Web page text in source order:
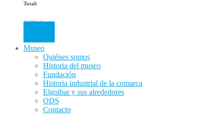
Total:
0.00€
Museo
Quiénes somos
Historia del museo
Fundación
Historia industrial de la comarca
Elgoibar y sus alrededores
ODS
Contacto